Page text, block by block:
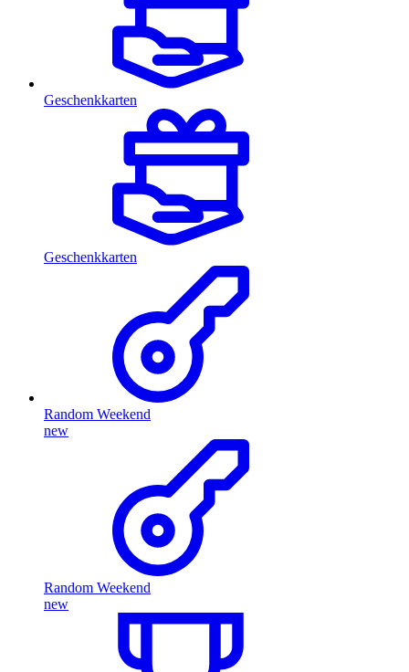
Geschenkkarten
Geschenkkarten
Random Weekend
new
Random Weekend
new